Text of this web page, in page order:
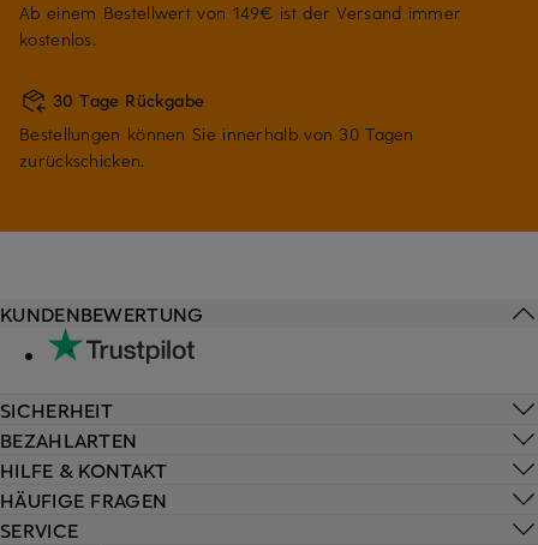
Ab einem Bestellwert von 149€ ist der Versand immer
kostenlos.
30 Tage Rückgabe
Bestellungen können Sie innerhalb von 30 Tagen
zurückschicken.
HILFE & KONTAKT
HÄUFIGE FRAGEN
SERVICE
KUNDENBEWERTUNG
SICHERHEIT
BEZAHLARTEN